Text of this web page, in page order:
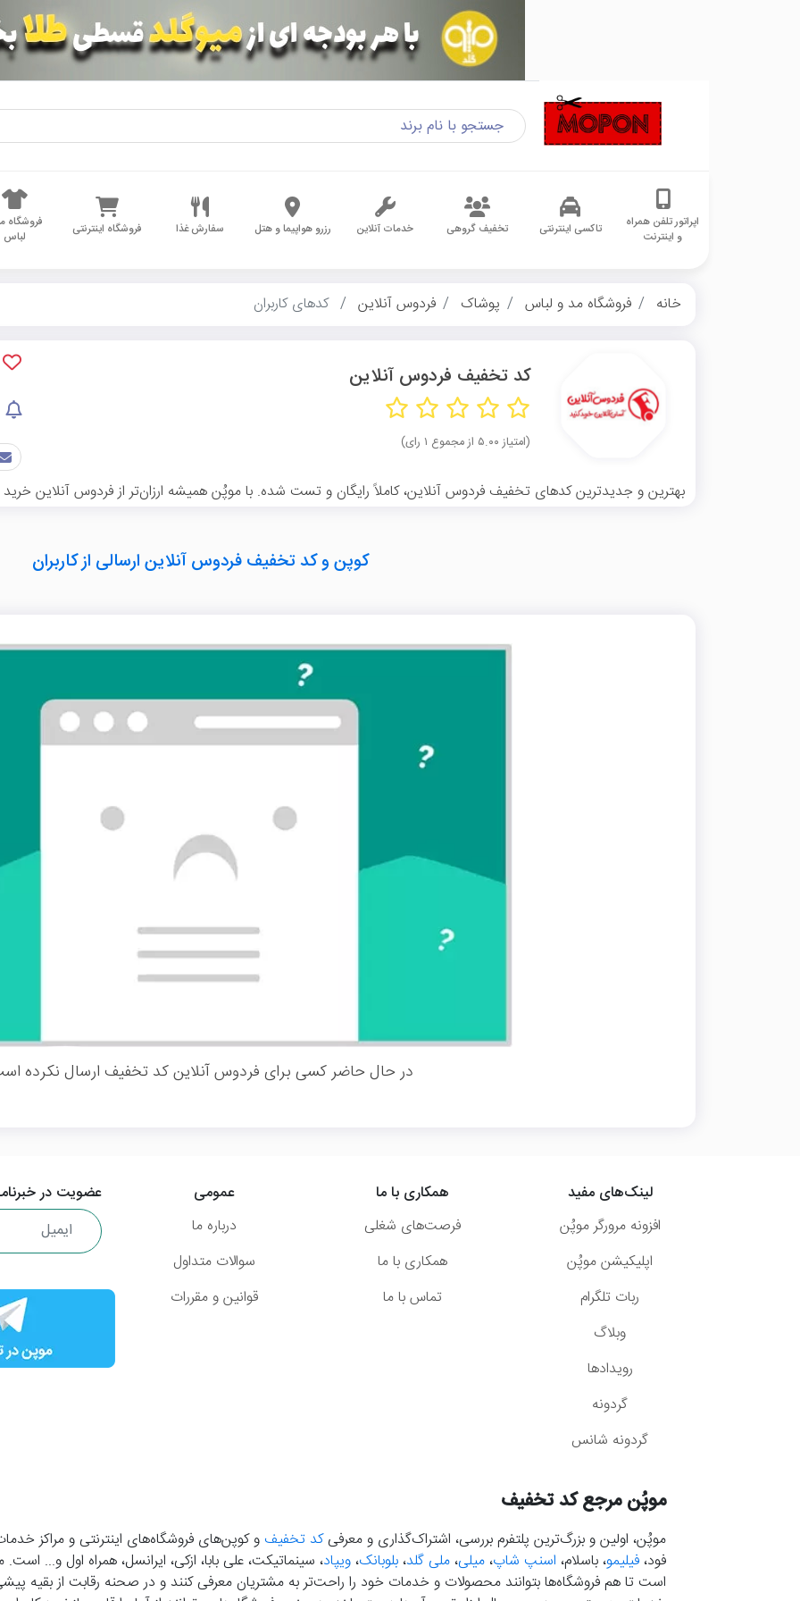
اپراتور تلفن همراه
و اینترنت
تاکسی اینترنتی تخفیف گروهی خدمات آنلاین رزرو هواپیما و هتل سفارش غذا فروشگاه اینترنتی
فروشگاه
لباس
خانه فروشگاه مد و لباس پوشاک فردوس آنلاین کدهای کاربران
کد تخفیف فردوس آنلاین
(امتیاز ۵.۰۰ از مجموع ۱ رای)
بهترین و جدیدترین کد‌های تخفیف فردوس آنلاین، کاملاً رایگان و تست شده. با موپُن همیشه ارزان‌تر از فردوس آنلاین خرید
کوپن و کد تخفیف فردوس آنلاین ارسالی از کاربران
در حال حاضر کسی برای فردوس آنلاین کد تخفیف ارسال نکرده
عضویت در
لینک‌های مفید
افزونه مرورگر موپُن
اپلیکیشن موپُن
ربات تلگرام
وبلاگ
رویدادها
گردونه
گردونه شانس
همکاری با ما
فرصت‌های شغلی
همکاری با ما
تماس با ما
عمومی
درباره ما
سوالات متداول
قوانین و مقررات
موپُن مرجع کد تخفیف
موپُن، اولین و بزرگ‌ترین پلتفرم بررسی، اشتراک‌گذاری و معرفیکد تخفیفو کوپن‌های فروشگاه‌های اینترنتی و مراکز
فود، فیلیمو، باسلام، اسنپ شاپ، میلی، ملی گلد، بلوبانک، ویپاد، سینماتیکت، علی بابا، ازکی، ایرانسل، همراه اول و...
است تا هم فروشگاه‌ها بتوانند محصولات و خدمات خود را راحت‌تر به مشتریان معرفی کنند و در صحنه رقابت از بقیه پیشی